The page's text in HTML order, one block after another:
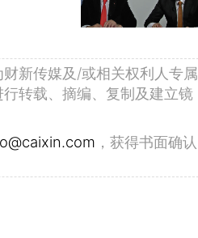
新传媒及/或相关权利人专属
转载、摘编、复制及建立镜
，获得书面确认